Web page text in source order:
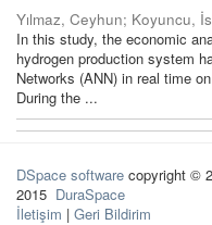
Yılmaz, Ceyhun; Koyuncu,
In this study, the economic
hydrogen production system
Networks (ANN) in real time
During the ...
DSpace software copyright ©
2015 DuraSpace
İletişim | Geri Bildirim